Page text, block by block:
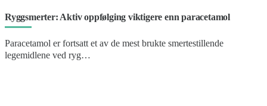
Ryggsmerter: Aktiv oppfølging viktigere enn paracetamol
Paracetamol er fortsatt et av de mest brukte smertestillende
legemidlene ved ryg…